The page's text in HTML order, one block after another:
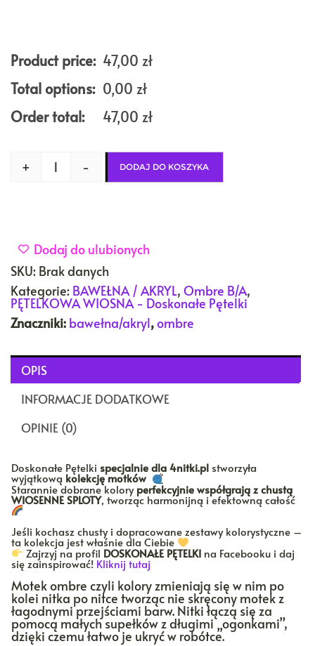
Product price: 47,00 zł
Total options: 0,00 zł
Order total:
47,00 zł
+ - DODAJ DO KOSZYKA
Dodaj do ulubionych
SKU: Brak danych
Kategorie: BAWEŁNA / AKRYL, Ombre B/A,
PĘTELKOWA WIOSNA - Doskonałe Pętelki
Znaczniki: bawełna/akryl,ombre
OPIS
INFORMACJE DODATKOWE
OPINIE (0)
Doskonałe Pętelki specjalnie dla 4nitki.pl stworzyła
wyjątkową kolekcję motków
Starannie dobrane koloryperfekcyjnie współgrają z chustą
WIOSENNE SPLOTY, tworząc harmonijną i efektowną całość
Jeśli kochasz chusty i dopracowane zestawy kolorystyczne –
ta kolekcja jest właśnie dla Ciebie
Zajrzyj na profil DOSKONAŁE PĘTELKI na Facebooku i daj
się zainspirować! Kliknij tutaj
Motek ombre czyli kolory zmieniają się w nim po
kolei nitka po nitce tworząc nie skręcony motek z
łagodnymi przejściami barw. Nitki łączą się za
pomocą małych supełków z długimi „ogonkami”,
dzięki czemu łatwo je ukryć w robótce.